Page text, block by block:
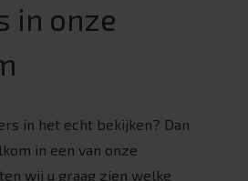
in onze
in het echt bekijken? Dan
in een van onze
wij u graag zien welke